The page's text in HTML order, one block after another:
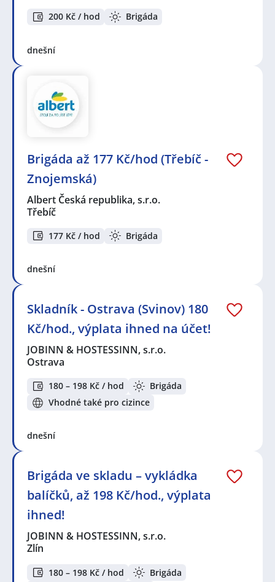
200 Kč / hod Brigáda
dnešní
Brigáda až 177 Kč/hod (Třebíč -
Znojemská)
Albert Česká republika, s.r.o.
Třebíč
177 Kč / hod Brigáda
dnešní
Skladník - Ostrava (Svinov) 180
Kč/hod., výplata ihned na účet!
JOBINN & HOSTESSINN, s.r.o.
Ostrava
180 – 198 Kč / hod
Brigáda
Vhodné také pro cizince
dnešní
Brigáda ve skladu – vykládka
balíčků, až 198 Kč/hod., výplata
ihned!
JOBINN & HOSTESSINN, s.r.o.
Zlín
180 – 198 Kč / hod
Brigáda